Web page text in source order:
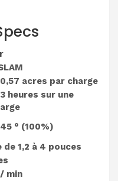
acres par charge
heures sur une
° (100%)
de 1,2 à 4 pouces
min